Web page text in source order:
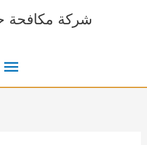
شركة